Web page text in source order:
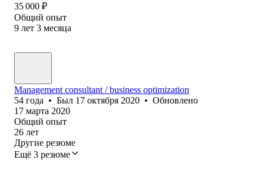
35 000 ₽
Общий опыт
9 лет 3 месяца
Management consultant / business optimization
54 года • Был 17 октября 2020 • Обновлено
17 марта 2020
Общий опыт
26 лет
Другие резюме
Ещё 3 резюме